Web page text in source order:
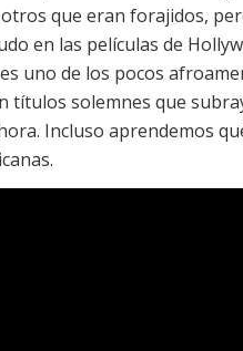
que eran forajidos,
en las películas de
uno de los pocos
títulos solemnes que
Incluso aprendemos